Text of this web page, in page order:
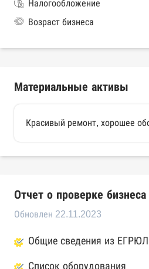
Налогообложение
Возраст бизнеса
Материальные активы
Красивый ремонт, хорошее
Отчет о проверке бизнеса
Обновлен 22.11.2023
Общие сведения из
Список оборудования